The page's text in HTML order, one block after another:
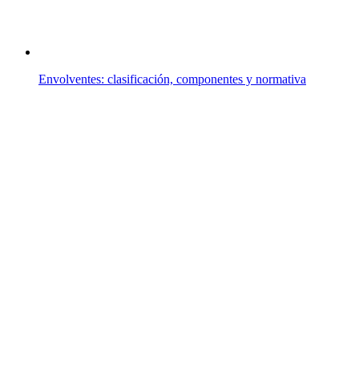
Envolventes: clasificación, componentes y normativa